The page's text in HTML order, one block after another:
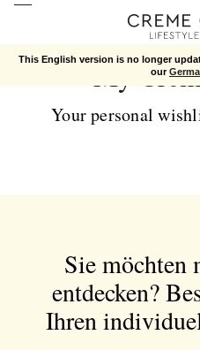
This English version is no longer
our
My
Your personal
Sie möchten
entdecken?
Ihren